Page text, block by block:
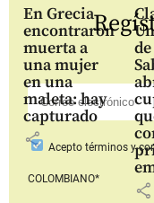
En Grecia
encontraron
muerta a
una mujer
en una
maleta: hay
capturado
share
share
Aceptotérminos y
COLOMBIANO*